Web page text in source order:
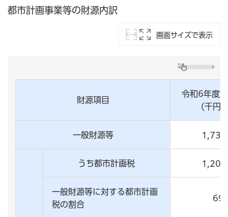
都市計画事業等の財源内訳
画面サイズで表示
財源項目
令和6年度
(千円)
一般財源等
うち都市計画税
一般財源等に対する都市計画
税の割合